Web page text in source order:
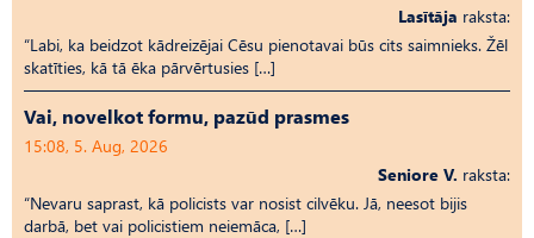
Lasītāja raksta:
“Labi, ka beidzot kādreizējai Cēsu pienotavai būs cits saimnieks. Žēl
skatīties, kā tā ēka pārvērtusies […]
Vai, novelkot formu, pazūd prasmes
15:08, 5. Aug, 2026
Seniore V. raksta:
“Nevaru saprast, kā policists var nosist cilvēku. Jā, neesot bijis
darbā, bet vai policistiem neiemāca, […]